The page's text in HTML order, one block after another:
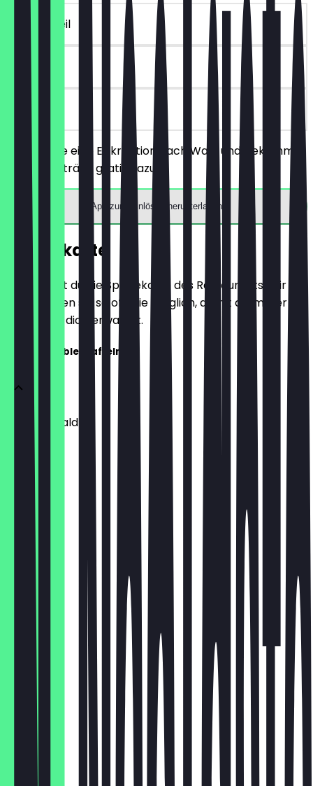
~3 € Vorteil
90 Tage
vor Ort
Du bestelle eine Eiskreation nach Wahl und bekommst
ein Heißgetränk gratis dazu.
App zum Einlösen herunterladen
Speisekarte
Hier findest du die Speisekarte des Restaurants. Wir
aktualisieren sie so oft wie möglich, damit du immer
weißt, was dich erwartet.
Unsere Bubble Waffeln
Schwarzwald
7,50 €
7,50 €
Banane
7,50 €
Krokant
7,50 €
7,50 €
7,50 €
Cookies